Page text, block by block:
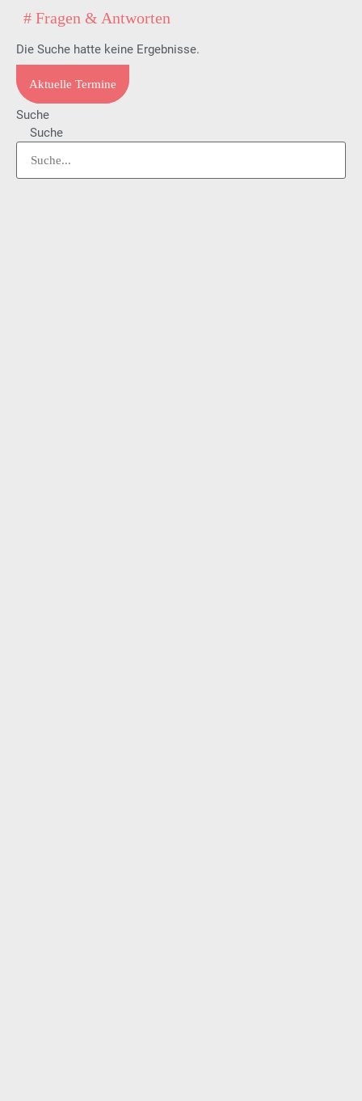
# Fragen & Antworten
Die Suche hatte keine Ergebnisse.
Aktuelle Termine
Suche
Suche